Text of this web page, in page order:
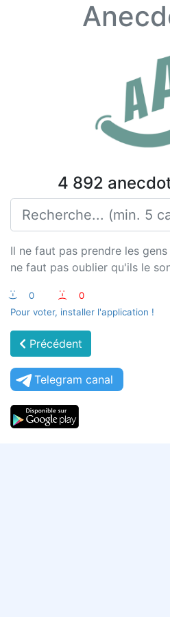
4 892
Il ne faut pas prendre les
ne faut pas oublier qu'ils le
:-) 0 :-(
0
Pour voter, installer l'application !
Précédent
Telegram canal